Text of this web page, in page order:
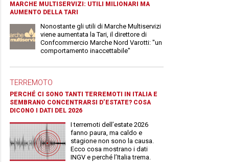
MARCHE MULTISERVIZI: UTILI MILIONARI MA
AUMENTO DELLA TARI
Nonostante gli utili di Marche Multiservizi
viene aumentata la Tari, il direttore di
Confcommercio Marche Nord Varotti: "un
comportamento inaccettabile"
TERREMOTO
PERCHÉ CI SONO TANTI TERREMOTI IN ITALIA E
SEMBRANO CONCENTRARSI D’ESTATE? COSA
DICONO I DATI DEL 2026
I terremoti dell’estate 2026
fanno paura, ma caldo e
stagione non sono la causa.
Ecco cosa mostrano i dati
INGV e perché l’Italia trema.